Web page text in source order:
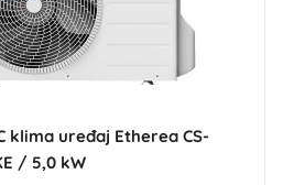
klima uređaj Etherea CS-
/ 5,0 kW